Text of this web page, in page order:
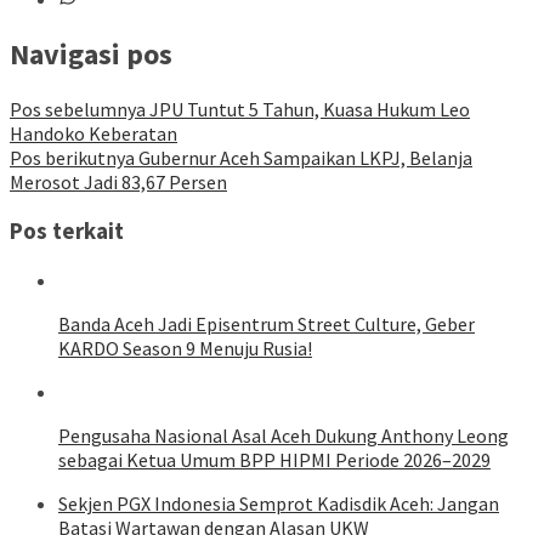
Navigasi pos
Pos sebelumnya JPU Tuntut 5 Tahun, Kuasa Hukum Leo
Handoko Keberatan
Pos berikutnya Gubernur Aceh Sampaikan LKPJ, Belanja
Merosot Jadi 83,67 Persen
Pos terkait
Banda Aceh Jadi Episentrum Street Culture, Geber
KARDO Season 9 Menuju Rusia!
Pengusaha Nasional Asal Aceh Dukung Anthony Leong
sebagai Ketua Umum BPP HIPMI Periode 2026–2029
Sekjen PGX Indonesia Semprot Kadisdik Aceh: Jangan
Batasi Wartawan dengan Alasan UKW